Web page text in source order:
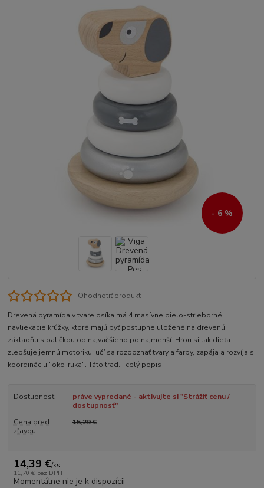
- 6 %
Ohodnotiť produkt
Drevená pyramída v tvare psíka má 4 masívne bielo-strieborné
navliekacie krúžky, ktoré majú byť postupne uložené na drevenú
základňu s paličkou od najväčšieho po najmenší. Hrou si tak dieťa
zlepšuje jemnú motoriku, učí sa rozpoznať tvary a farby, zapája a rozvíja si
koordináciu "oko-ruka". Táto trad... celý popis
Dostupnosť
práve vypredané - aktivujte si "Strážiť cenu /
dostupnosť"
Cena pred
zľavou
15,29 €
14,39 €/ks
11,70 € bez DPH
Momentálne nie je k dispozícii